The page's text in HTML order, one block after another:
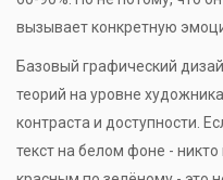
вызывает конкретную
Базовый графический
теорий на уровне
контраста и доступности.
текст на белом фоне -